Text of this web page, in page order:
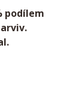
podílem